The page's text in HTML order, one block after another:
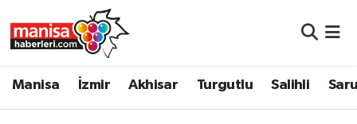
Manisa İzmir Akhisar Turgutlu Salihli
Manisa Nöbetçi Eczaneler